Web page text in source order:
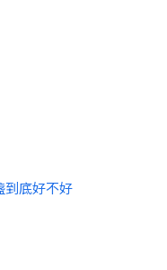
到底好不好